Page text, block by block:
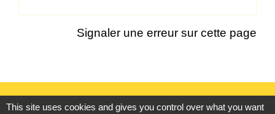
Signaler une erreur sur cette page
Contacts
This site uses cookies and gives you control over what you want